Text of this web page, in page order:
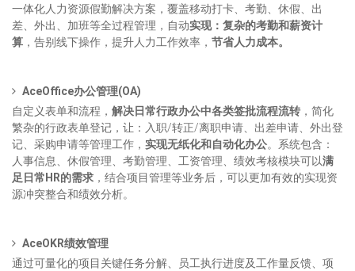
一体化人力资源假勤解决方案，覆盖移动打卡、考勤、休假、出
差、外出、加班等全过程管理，自动实现：复杂的考勤和薪资计
算 ，告别线下操作，提升人力工作效率， 节省人力成本。
AceOffice办公管理(OA)
自定义表单和流程， 解决日常行政办公中各类签批流程流转 ，简化
繁杂的行政表单登记，让：入职/转正/离职申请、出差申请、外出登
记、采购申请等管理工作， 实现无纸化和自动化办公。系统包含：
人事信息、休假管理、考勤管理、工资管理、绩效考核模块可以满
足日常HR的需求 ，结合项目管理等业务后，可以更加有效的实现资
源冲突整合和绩效分析。
AceOKR绩效管理
通过可量化的项目关键任务分解、员工执行进度及工作量反馈、项